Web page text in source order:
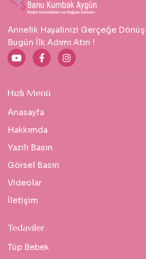
Annelik Hayalinizi Gerçeğe
Bugün İlk Adımı Atın !
Hızlı Menü
Anasayfa
Hakkımda
Yazılı Basın
Görsel Basın
Videolar
İletişim
Tedaviler
Tüp Bebek